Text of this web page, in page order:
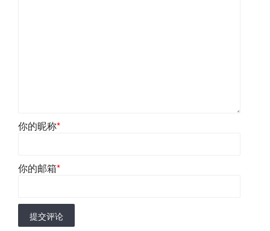
你的昵称*
你的邮箱*
提交评论